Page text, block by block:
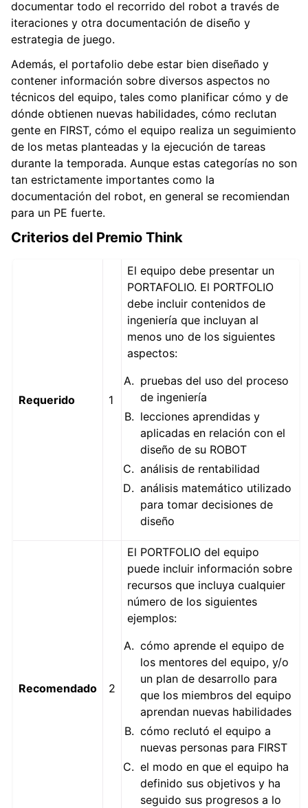
documentar todo el recorrido del robot a través de
iteraciones y otra documentación de diseño y
estrategia de juego.
Además, el portafolio debe estar bien diseñado y
contener información sobre diversos aspectos no
técnicos del equipo, tales como planificar cómo y de
dónde obtienen nuevas habilidades, cómo reclutan
gente en FIRST, cómo el equipo realiza un seguimiento
de los metas planteadas y la ejecución de tareas
durante la temporada. Aunque estas categorías no son
tan estrictamente importantes como la
documentación del robot, en general se recomiendan
para un PE fuerte.
Criterios del Premio Think
Requerido 1
El equipo debe presentar un
PORTAFOLIO. El PORTFOLIO
debe incluir contenidos de
ingeniería que incluyan al
menos uno de los siguientes
aspectos:
pruebas del uso del proceso
de ingeniería
lecciones aprendidas y
aplicadas en relación con el
diseño de su ROBOT
análisis de rentabilidad
análisis matemático utilizado
para tomar decisiones de
diseño
Recomendado 2
El PORTFOLIO del equipo
puede incluir información sobre
recursos que incluya cualquier
número de los siguientes
ejemplos:
cómo aprende el equipo de
los mentores del equipo, y/o
un plan de desarrollo para
que los miembros del equipo
aprendan nuevas habilidades
cómo reclutó el equipo a
nuevas personas para FIRST
el modo en que el equipo ha
definido sus objetivos y ha
seguido sus progresos a lo